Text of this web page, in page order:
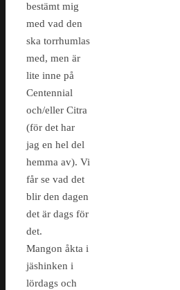
bestämt mig
med vad den
ska torrhumlas
med, men är
lite inne på
Centennial
och/eller Citra
(för det har
jag en hel del
hemma av). Vi
får se vad det
blir den dagen
det är dags för
det.
Mangon åkta i
jäshinken i
lördags och